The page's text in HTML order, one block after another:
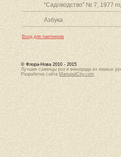
"Садоводство" № 7, 1977
Азбука
Вход для партнеров
© Флора-Нова 2010 - 2015
Лучшие саженцы роз и винограда из первых
Разработка сайта MariupolCity.com